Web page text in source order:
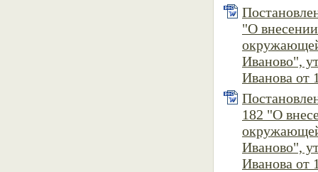
"О
Иваново",
Иванова от
182 "О
Иваново",
Иванова от